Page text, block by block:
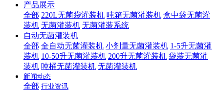
产品展示
全部 220L无菌袋灌装机 吨箱无菌灌装机 盒中袋无菌灌
装机 无菌灌装机 无菌灌装系统
自动无菌灌装机
全部 全自动无菌灌装机 小剂量无菌灌装机 1-5升无菌灌
装机 10-50升无菌灌装机 200升无菌灌装机 袋装无菌灌
装机 吨桶无菌灌装机 无菌灌装机
新闻动态
全部 行业资讯